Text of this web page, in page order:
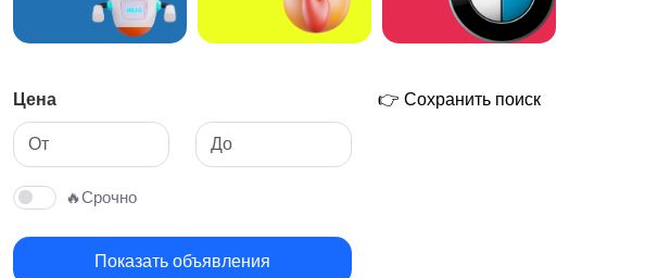
Цена
🔥Срочно
Показать объявления
👉 Сохранить поиск